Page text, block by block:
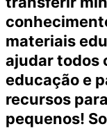
materiais
ajudar todos
educação e
recursos
pequenos!